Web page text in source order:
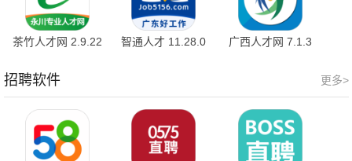
茶竹人才网 2.9.22
智通人才 11.28.0
广西人才网 7.1.3
更多>
招聘软件